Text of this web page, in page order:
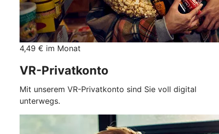
4,49 € im Monat
VR-Privatkonto
Mit unserem VR-Privatkonto sind Sie voll digital
unterwegs.